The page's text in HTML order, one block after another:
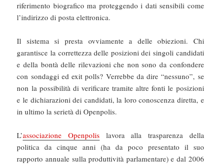
riferimento biografico ma proteggendo i dati sensibili come
l’indirizzo di posta elettronica.
Il sistema si presta ovviamente a delle obiezioni. Chi
garantisce la correttezza delle posizioni dei singoli candidati
e della bontà delle rilevazioni che non sono da confondere
con sondaggi ed exit polls? Verrebbe da dire “nessuno”, se
non la possibilità di verificare tramite altre fonti le posizioni
e le dichiarazioni dei candidati, la loro conoscenza diretta, e
in ultimo la serietà di Openpolis.
L’associazione Openpolis lavora alla trasparenza della
politica da cinque anni (ha da poco presentato il suo
rapporto annuale sulla produttività parlamentare) e dal 2006